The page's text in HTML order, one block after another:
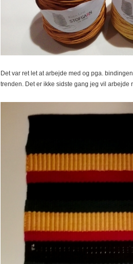
Det var ret let at arbejde med og pga.
trenden. Det er ikke sidste gang jeg vil arbejde